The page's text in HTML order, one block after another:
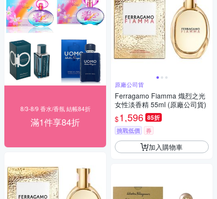
8/3-8/9 香水/香氛 結帳84折
滿1件享84折
原廠公司貨
Ferragamo Fiamma 熾烈之光
女性淡香精 55ml (原廠公司貨)
$1,596 85折
挑戰低價 券
加入購物車